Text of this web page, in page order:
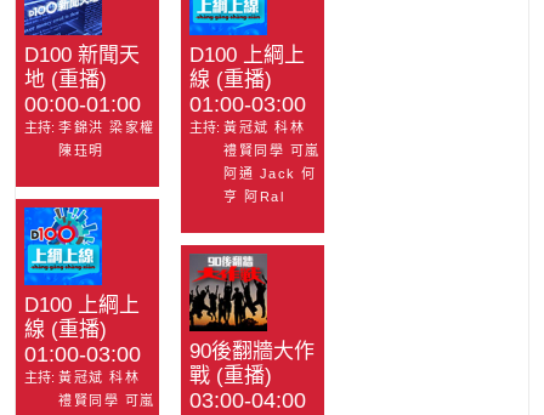
D100 新聞天
地 (重播)
00:00-01:00
主持: 李錦洪 梁家權
陳珏明
D100 上綱上
線 (重播)
01:00-03:00
主持: 黃冠斌 科林
禮賢同學 可嵐
D100 上綱上
線 (重播)
01:00-03:00
主持: 黃冠斌 科林
禮賢同學 可嵐
阿通 Jack 何
亨 阿Ral
90後翻牆大作
戰 (重播)
03:00-04:00